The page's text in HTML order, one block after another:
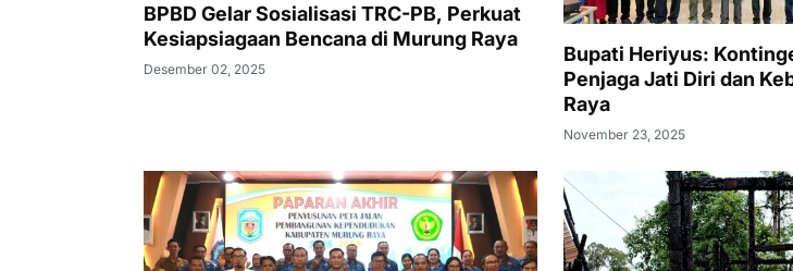
BPBD Gelar Sosialisasi TRC-PB, Perkuat
Kesiapsiagaan Bencana di Murung Raya
Desember 02, 2025
Bupati Heriyus:
Penjaga Jati Diri dan
Raya
November 23, 2025